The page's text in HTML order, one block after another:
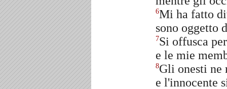
6Mi ha fatto
sono oggetto
7Si offusca
e le mie
8Gli onesti ne
e l'innocente